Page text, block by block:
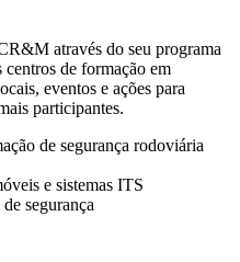
DA SUA
na empresa
através do seu programa
de formação em
eventos e ações para
participantes.
de segurança rodoviária
e sistemas ITS
segurança